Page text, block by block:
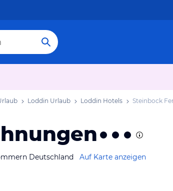
Loddin Urlaub Loddin Hotels Steinbock
Deutschland Auf Karte anzeigen